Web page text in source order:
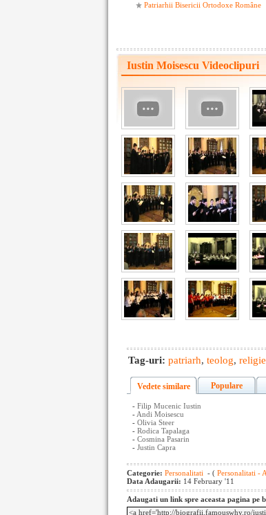
Patriarhii Bisericii Ortodoxe Române
Iustin Moisescu Videoclipuri
Tag-uri: patriarh, teolog, religie
Vedete similare Populare
- Filip Mucenic Iustin
- Andi Moisescu
- Olivia Steer
- Rodica Tapalaga
- Cosmina Pasarin
- Justin Capra
Categorie: Personalitati - ( Personalitati -
Data Adaugarii: 14 February '11
Adaugati un link spre aceasta pagina pe